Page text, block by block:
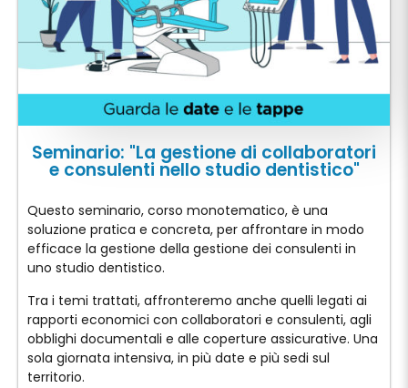
Seminario: "La gestione di collaboratori
e consulenti nello studio dentistico"
Questo seminario, corso monotematico, è una
soluzione pratica e concreta, per affrontare in modo
efficace la gestione della gestione dei consulenti in
uno studio dentistico.
Tra i temi trattati, affronteremo anche quelli legati ai
rapporti economici con collaboratori e consulenti, agli
obblighi documentali e alle coperture assicurative. Una
sola giornata intensiva, in più date e più sedi sul
territorio.